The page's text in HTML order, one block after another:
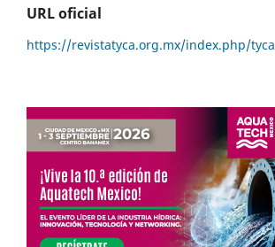
URL oficial
https://revistatyca.org.mx/index.php/tyca